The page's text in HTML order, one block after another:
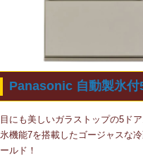
Panasonic 自動製氷付
目にも美しいガラストップの5ド
氷機能7を搭載したゴージャスな
ールド！